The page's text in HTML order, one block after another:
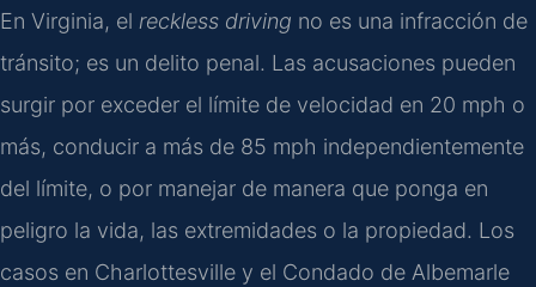
En Virginia, el reckless driving no es una infracción de
tránsito; es un delito penal. Las acusaciones pueden
surgir por exceder el límite de velocidad en 20 mph o
más, conducir a más de 85 mph independientemente
del límite, o por manejar de manera que ponga en
peligro la vida, las extremidades o la propiedad. Los
casos en Charlottesville y el Condado de Albemarle